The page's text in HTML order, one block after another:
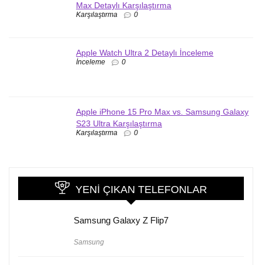
Max Detaylı Karşılaştırma
Karşılaştırma 0
Apple Watch Ultra 2 Detaylı İnceleme
İnceleme 0
Apple iPhone 15 Pro Max vs. Samsung Galaxy
S23 Ultra Karşılaştırma
Karşılaştırma 0
YENI ÇIKAN TELEFONLAR
Samsung Galaxy Z Flip7
Samsung